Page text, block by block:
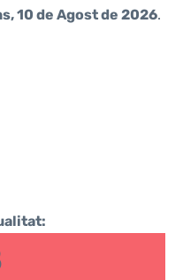
10 de Agost de 2026.